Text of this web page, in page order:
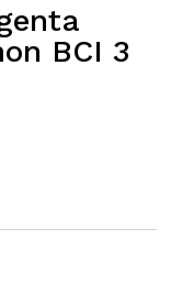
BCI 3